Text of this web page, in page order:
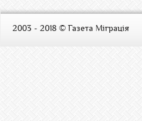
2003 - 2018 © Газета Міграція